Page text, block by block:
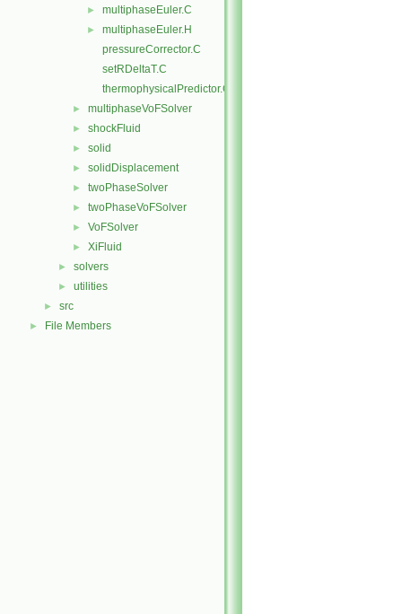
► multiphaseEuler.C
►
multiphaseEuler.H
pressureCorrector.C
setRDeltaT.C
thermophysicalPredictor.C
► multiphaseVoFSolver
► shockFluid
► solid
► solidDisplacement
► twoPhaseSolver
► twoPhaseVoFSolver
► VoFSolver
► XiFluid
► solvers
► utilities
► src
► File Members